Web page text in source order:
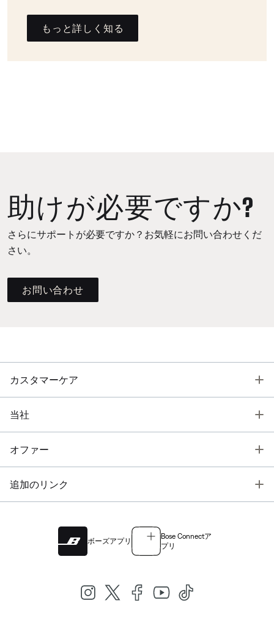
もっと詳しく知る
助けが必要ですか?
さらにサポートが必要ですか？お気軽にお問い合わせくだ
さい。
お問い合わせ
カスタマーケア
当社
オファー
追加のリンク
ボーズアプリ
Bose Connectア
プリ